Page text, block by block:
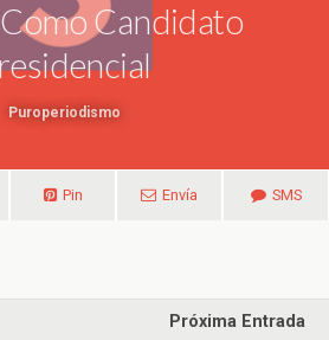
Candidato
Puroperiodismo
Pin Envía SMS
Próxima Entrada